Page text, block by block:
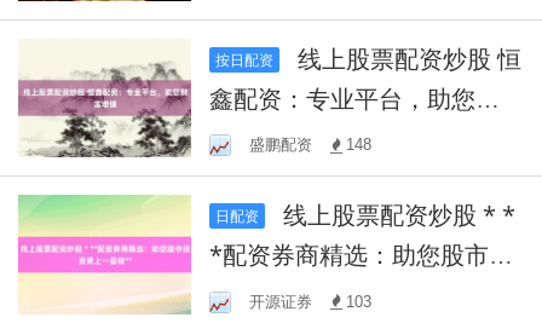
跑线！
按日配资
线上股票配资炒股 恒
鑫配资：专业平台，助您财
富增值盛鹏配资 148
日配资
线上股票配资炒股 * *
*配资券商精选：助您股市投
资更上一层楼**
开源证券 103